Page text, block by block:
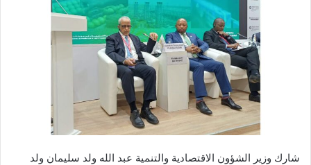
شارك وزير الشؤون الاقتصادية والتنمية عبد الله ولد سليمان ولد